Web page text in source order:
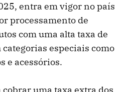
entra em vigor no país
processamento de
com uma alta taxa de
categorias especiais como
e acessórios.